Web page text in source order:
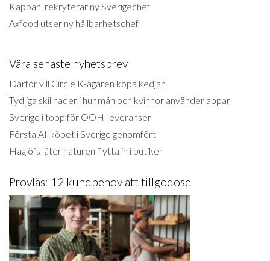
Kappahl rekryterar ny Sverigechef
Axfood utser ny hållbarhetschef
Våra senaste nyhetsbrev
Därför vill Circle K-ägaren köpa kedjan
Tydliga skillnader i hur män och kvinnor använder appar
Sverige i topp för OOH-leveranser
Första AI-köpet i Sverige genomfört
Haglöfs låter naturen flytta in i butiken
Provläs: 12 kundbehov att tillgodose